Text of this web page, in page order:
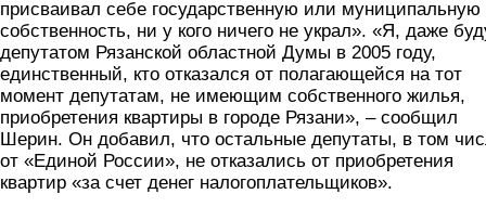
присваивал себе государственную или муниципальную
собственность, ни у кого ничего не украл». «Я, даже
депутатом Рязанской областной Думы в 2005 году,
единственный, кто отказался от полагающейся на тот
момент депутатам, не имеющим собственного жилья,
приобретения квартиры в городе Рязани», – сообщил
Шерин. Он добавил, что остальные депутаты, в том
от «Единой России», не отказались от приобретения
квартир «за счет денег налогоплательщиков».